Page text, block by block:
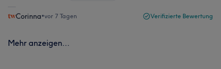
Corinna•vor 7 Tagen Verifizierte Bewertung
Mehr anzeigen...